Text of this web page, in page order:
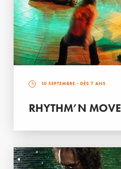
10 SEPTEMBRE - DÈS 7 ANS
RHYTHM’N MOVE